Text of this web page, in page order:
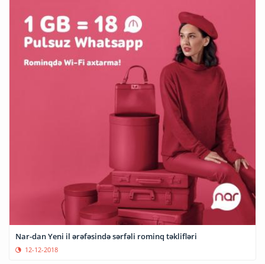
Nar-dan Yeni il ərəfəsində sərfəli rominq təklifləri
12-12-2018